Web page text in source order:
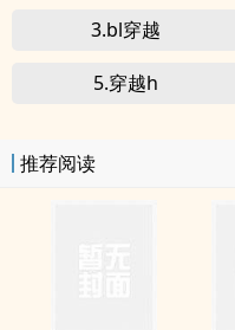
3.bl穿越
5.穿越h
推荐阅读